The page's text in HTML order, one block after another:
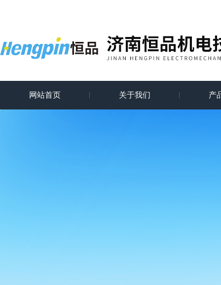
网站首页 关于我们 产